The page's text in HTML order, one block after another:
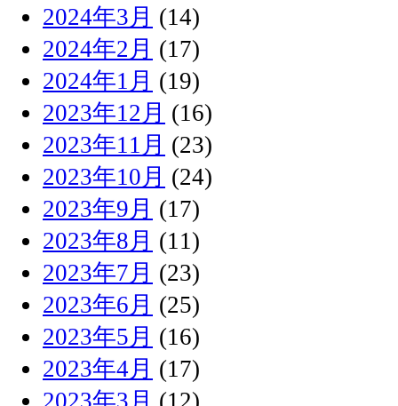
2024年3月 (14)
2024年2月 (17)
2024年1月 (19)
2023年12月 (16)
2023年11月 (23)
2023年10月 (24)
2023年9月 (17)
2023年8月 (11)
2023年7月 (23)
2023年6月 (25)
2023年5月 (16)
2023年4月 (17)
2023年3月 (12)